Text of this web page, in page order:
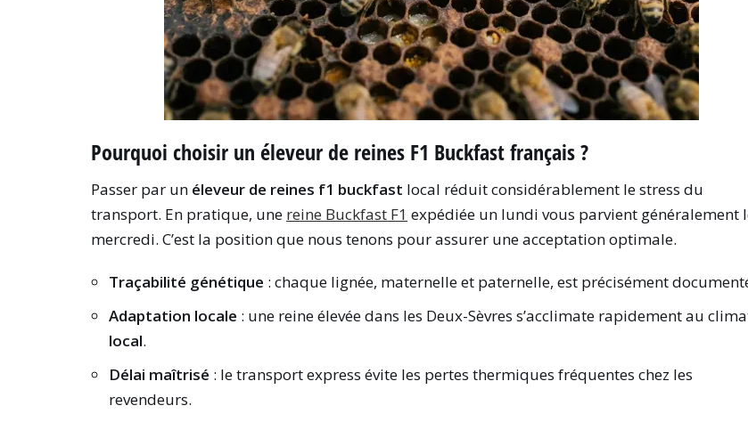
Pourquoi choisir un éleveur de reines F1 Buckfast français ?
Passer par un éleveur de reines f1 buckfast local réduit considérablement le stress du
transport. En pratique, une reine Buckfast F1 expédiée un lundi vous parvient généralement
mercredi. C’est la position que nous tenons pour assurer une acceptation optimale.
Traçabilité génétique : chaque lignée, maternelle et paternelle, est précisément
Adaptation locale : une reine élevée dans les Deux-Sèvres s’acclimate rapidement au
local.
Délai maîtrisé : le transport express évite les pertes thermiques fréquentes chez les
revendeurs.